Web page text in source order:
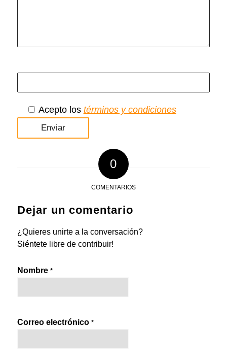
Acepto los términos y condiciones
0
COMENTARIOS
Dejar un comentario
¿Quieres unirte a la conversación?
Siéntete libre de contribuir!
Nombre *
Correo electrónico *